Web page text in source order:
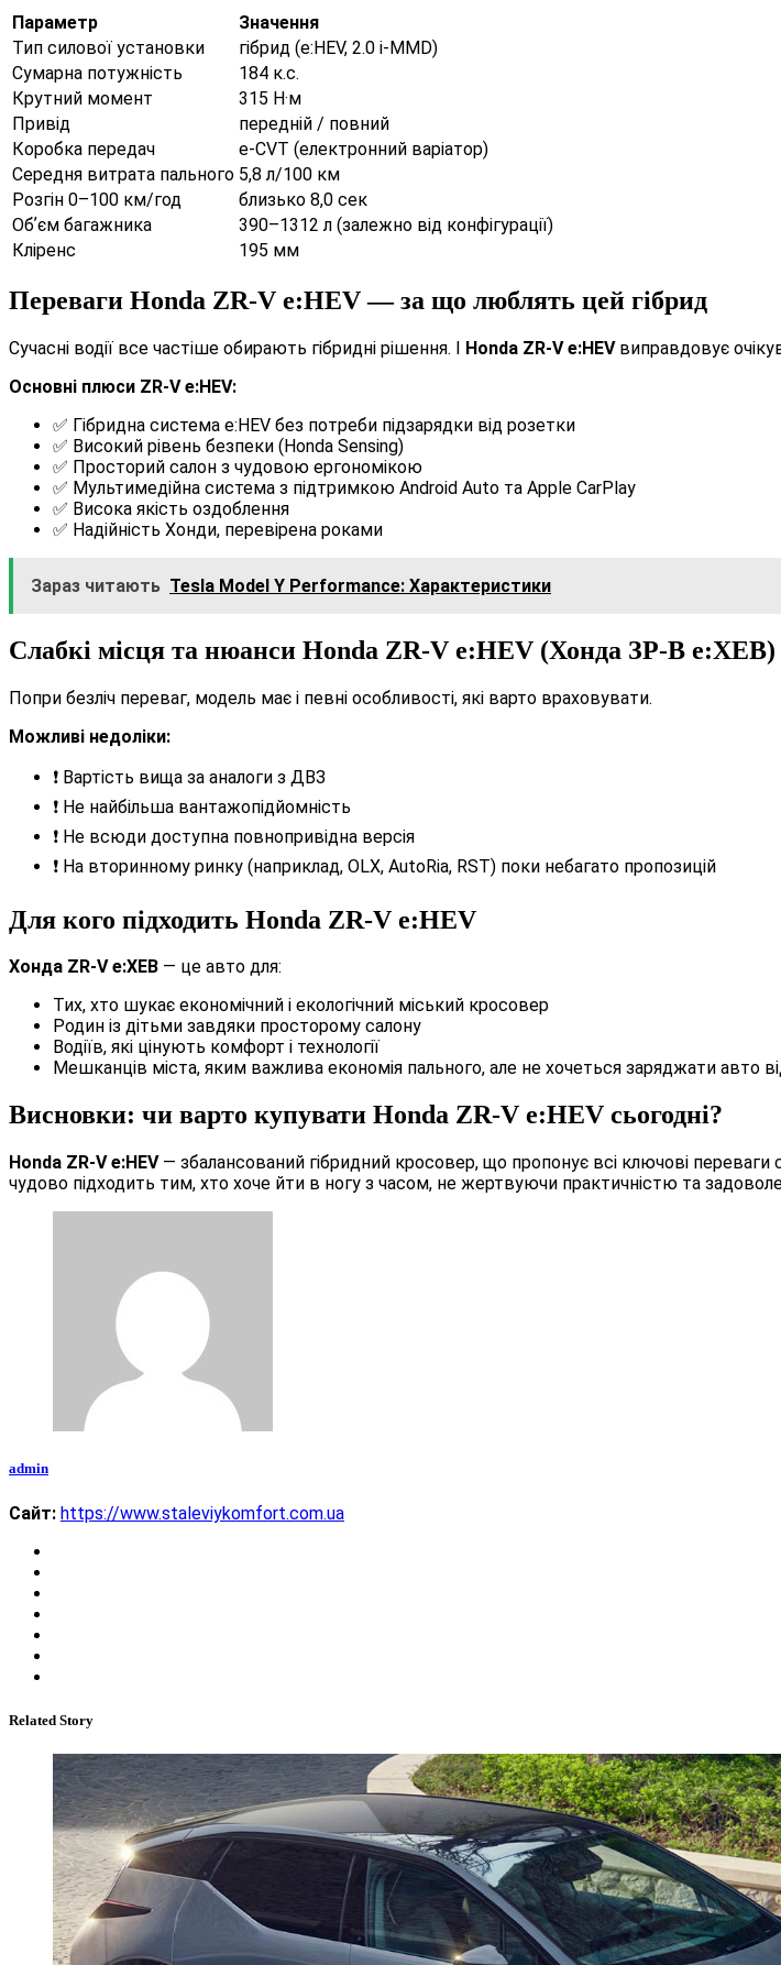
Параметр
Значення
Тип силової установки
гібрид (e:HEV, 2.0 i-MMD)
Сумарна потужність
184 к.с.
Крутний момент
315 Н·м
Привід
передній / повний
Коробка передач
e-CVT (електронний варіатор)
Середня витрата пального 5,8 л/100 км
Розгін 0–100 км/год
близько 8,0 сек
Обʼєм багажника
390–1312 л (залежно від конфігурації)
Кліренс
195 мм
Переваги Honda ZR-V e:HEV — за що люблять цей гібрид
Сучасні водії все частіше обирають гібридні рішення. І Honda ZR-V e:HEVвиправдовує
Основні плюси ZR-V e:HEV:
✅ Гібридна система e:HEV без потреби підзарядки від розетки
✅ Високий рівень безпеки (Honda Sensing)
✅ Просторий салон з чудовою ергономікою
✅ Мультимедійна система з підтримкою Android Auto та Apple CarPlay
✅ Висока якість оздоблення
✅ Надійність Хонди, перевірена роками
Зараз читають Tesla Model Y Performance: Характеристики
Слабкі місця та нюанси Honda ZR-V e:HEV (Хонда ЗР-В е:ХЕВ)
Попри безліч переваг, модель має і певні особливості, які варто враховувати.
Можливі недоліки:
❗ Вартість вища за аналоги з ДВЗ
❗ Не найбільша вантажопідйомність
❗ Не всюди доступна повнопривідна версія
❗ На вторинному ринку (наприклад, OLX, AutoRia, RST) поки небагато пропозицій
Для кого підходить Honda ZR-V e:HEV
Хонда ZR-V е:ХЕВ — це авто для:
Тих, хто шукає економічний і екологічний міський кросовер
Родин із дітьми завдяки просторому салону
Водіїв, які цінують комфорт і технології
Мешканців міста, яким важлива економія пального, але не хочеться заряджати авто
Висновки: чи варто купувати Honda ZR-V e:HEV сьогодні?
Honda ZR-V e:HEV— збалансований гібридний кросовер, що пропонує всі ключові переваги
чудово підходить тим, хто хоче йти в ногу з часом, не жертвуючи практичністю та
admin
Сайт: https://www.staleviykomfort.com.ua
Related Story